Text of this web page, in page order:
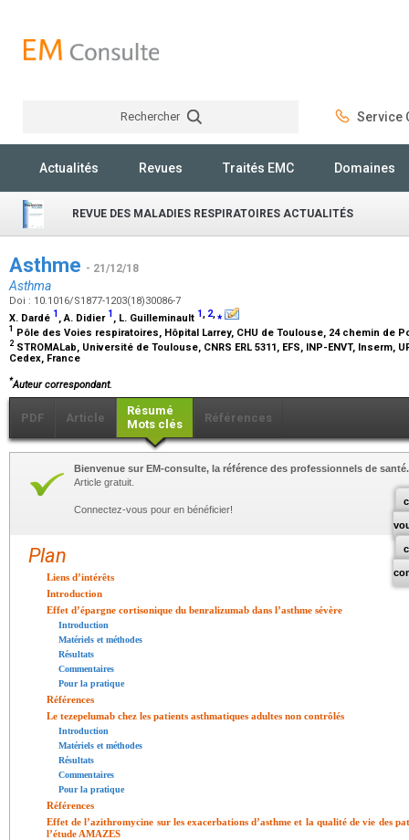
Rechercher Service
Actualités Revues Traités EMC Domaines
REVUE DES MALADIES RESPIRATOIRES ACTUALITÉS
Asthme - 21/12/18
Asthma
Doi : 10.1016/S1877-1203(18)30086-7
X. Dardé 1 , A. Didier 1 , L. Guilleminault 1, 2,⁎
1 Pôle des Voies respiratoires, Hôpital Larrey, CHU de Toulouse, 24 chemin de
2 STROMALab, Université de Toulouse, CNRS ERL 5311, EFS, INP-ENVT, Inserm,
Cedex, France
*Auteur correspondant.
PDF Article
Résumé
Mots clés
Références
Bienvenue sur EM-consulte, la référence des professionnels de santé.
Article gratuit.
Connectez-vous pour en bénéficier!
Plan
Liens d’intérêts
Introduction
Effet d’épargne cortisonique du benralizumab dans l’asthme sévère
Introduction
Matériels et méthodes
Résultats
Commentaires
Pour la pratique
Références
Le tezepelumab chez les patients asthmatiques adultes non contrôlés
Introduction
Matériels et méthodes
Résultats
Commentaires
Pour la pratique
Références
Effet de l’azithromycine sur les exacerbations d’asthme et la qualité de vie des
l’étude AMAZES